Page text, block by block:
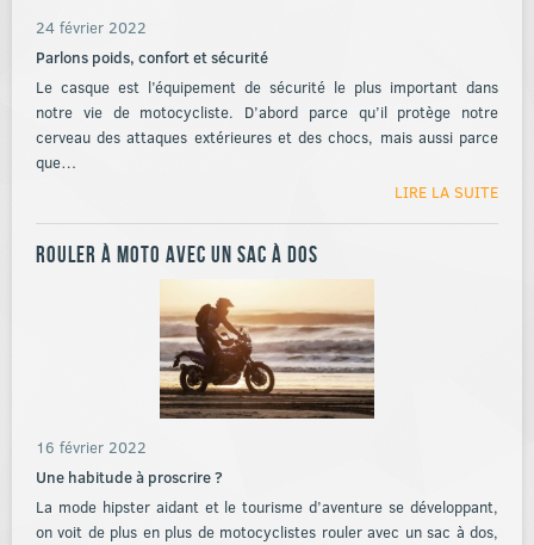
24 février 2022
Parlons poids, confort et sécurité
Le casque est l’équipement de sécurité le plus important dans
notre vie de motocycliste. D’abord parce qu’il protège notre
cerveau des attaques extérieures et des chocs, mais aussi parce
que…
LIRE LA SUITE
Rouler à moto avec un sac à dos
16 février 2022
Une habitude à proscrire ?
La mode hipster aidant et le tourisme d’aventure se développant,
on voit de plus en plus de motocyclistes rouler avec un sac à dos,